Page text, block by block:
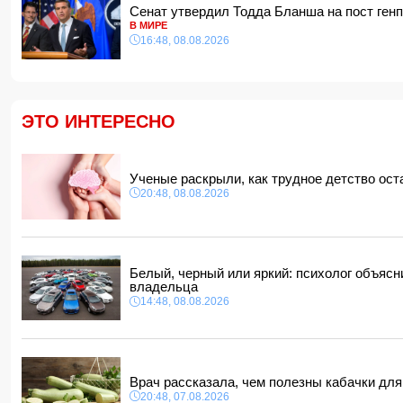
Сенат утвердил Тодда Бланша на пост
В МИРЕ
16:48, 08.08.2026
ЭТО ИНТЕРЕСНО
Ученые раскрыли, как трудное детство
20:48, 08.08.2026
Белый, черный или яркий: психолог
владельца
14:48, 08.08.2026
Врач рассказала, чем полезны кабачки
20:48, 07.08.2026